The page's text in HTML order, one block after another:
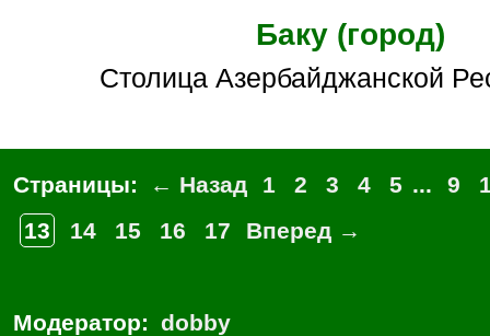
Баку (город)
Столица Азербайджанской
Страницы: ← Назад 1 2 3 4 5 ... 9
13
14 15 16 17 Вперед →
Модератор: dobby